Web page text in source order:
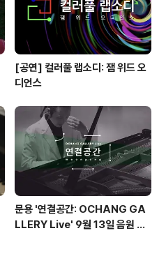
[공연] 컬러풀 랩소디: 잼 위드 오
디언스
문용 '연결공간: OCHANG GA
LLERY Live' 9월 13일 음원 발